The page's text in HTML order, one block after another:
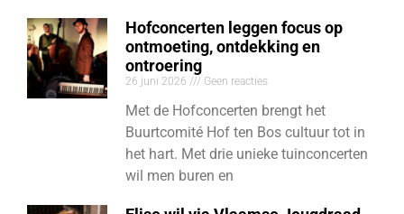
Hofconcerten leggen focus op
ontmoeting, ontdekking en
ontroering
26 juni 2026 Geen reacties
Met de Hofconcerten brengt het
Buurtcomité Hof ten Bos cultuur tot in
het hart. Met drie unieke tuinconcerten
wil men buren en